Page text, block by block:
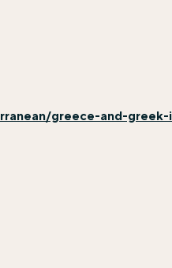
greece-and-greek-